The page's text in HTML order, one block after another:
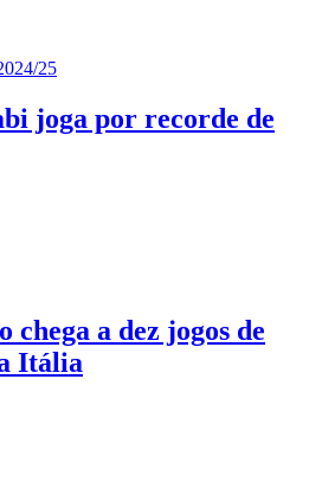
25
joga por recorde de
a dez jogos de
Itália